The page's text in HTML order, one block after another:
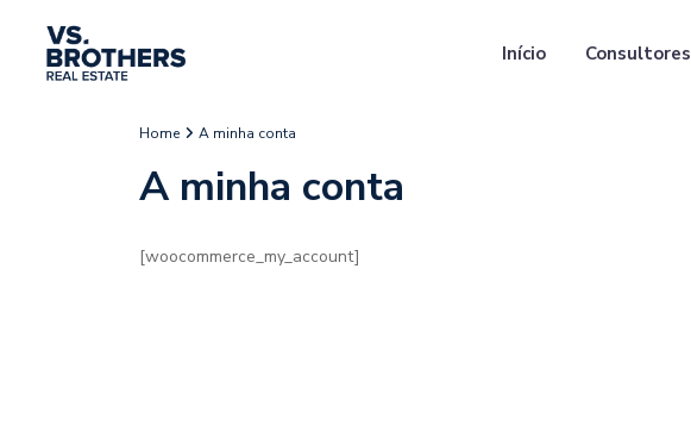
Início Consultores
Home A minha conta
A minha conta
[woocommerce_my_account]